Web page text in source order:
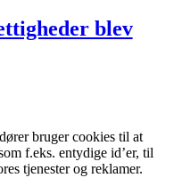
blev
bruger cookies til at
f.eks. entydige id’er, til
tjenester og reklamer.